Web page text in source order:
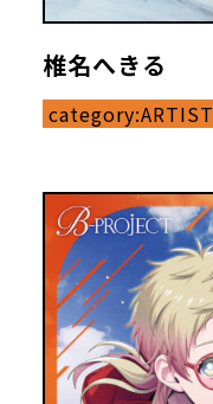
椎名へきる
category:ARTIST